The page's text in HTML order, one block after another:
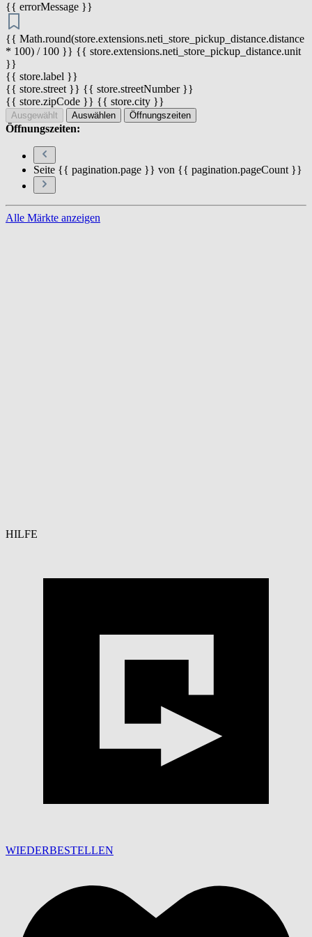
{{ errorMessage }}
{{ Math.round(store.extensions.neti_store_pickup_distance.distance
* 100) / 100 }} {{ store.extensions.neti_store_pickup_distance.unit
}}
{{ store.label }}
{{ store.street }} {{ store.streetNumber }}
{{ store.zipCode }} {{ store.city }}
Ausgewählt Auswählen Öffnungszeiten
Öffnungszeiten:
Seite {{ pagination.page }} von {{ pagination.pageCount }}
Alle Märkte anzeigen
HILFE
WIEDERBESTELLEN